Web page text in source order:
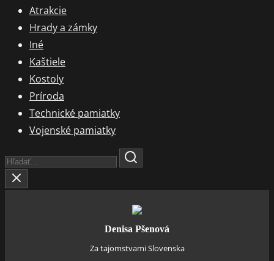
Atrakcie
Hrady a zámky
Iné
Kaštiele
Kostoly
Príroda
Technické pamiatky
Vojenské pamiatky
Search
Here...
Denisa Pšenová
Za tajomstvami Slovenska